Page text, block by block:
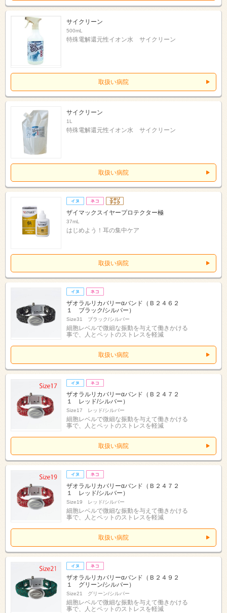
サイクリーン
500mL
特殊電解還元性イオン水 サイクリーン
取扱い病院
サイクリーン
1L
特殊電解還元性イオン水 サイクリーン
取扱い病院
ザイマックスイヤープロテクター極
37mL
はじめよう！耳の集中ケア
取扱い病院
ザオラルリカバリーαバンド（Ｂ２４６２
１ ブラック/シルバー）
Size31 ブラック/シルバー
細胞レベルで微細な振動を与えて働きかける
事で、人とペットのストレスを軽減
取扱い病院
ザオラルリカバリーαバンド（Ｂ２４７２
１ レッド/シルバー）
Size17 レッド/シルバー
細胞レベルで微細な振動を与えて働きかける
事で、人とペットのストレスを軽減
取扱い病院
ザオラルリカバリーαバンド（Ｂ２４７２
１ レッド/シルバー）
Size19 レッド/シルバー
細胞レベルで微細な振動を与えて働きかける
事で、人とペットのストレスを軽減
取扱い病院
ザオラルリカバリーαバンド（Ｂ２４９２
１ グリーン/シルバー）
Size21 グリーン/シルバー
細胞レベルで微細な振動を与えて働きかける
事で、人とペットのストレスを軽減